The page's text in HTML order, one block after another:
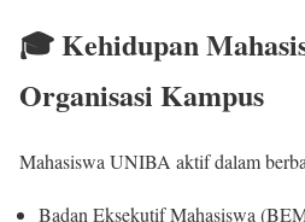
🎓 Kehidupan
Organisasi Kampus
Mahasiswa UNIBA aktif dalam
Badan Eksekutif Mahasiswa